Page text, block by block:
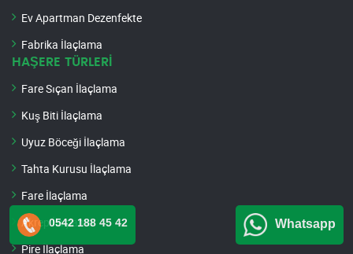
Ev Apartman Dezenfekte
Fabrika İlaçlama
HAŞERE TÜRLERİ
Fare Sıçan İlaçlama
Kuş Biti İlaçlama
Uyuz Böceği İlaçlama
Tahta Kurusu İlaçlama
Fare İlaçlama
Akrep İlaçlama
Pire İlaçlama
0542 188 45 42 Whatsapp